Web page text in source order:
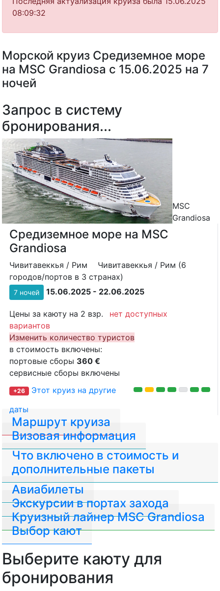
08:09:32
Морской круиз Средиземное море
на MSC Grandiosa с 15.06.2025 на 7
ночей
MSC
Grandiosa
Средиземное море на MSC
Grandiosa
Чивитавеккья / Рим
Чивитавеккья / Рим (6
городов/портов в 3 странах)
7 ночей 15.06.2025 - 22.06.2025
Цены за каюту на 2 взр.
нет доступных
вариантов
Изменить количество туристов
в стоимость включены:
портовые сборы 360 €
сервисные сборы включены
+26
Этот круиз на другие
даты
Запрос в систему
бронирования...
Маршрут круиза
Визовая информация
Авиабилеты
Что включено в стоимость и
дополнительные пакеты
Экскурсии в портах захода
Круизный лайнер MSC Grandiosa
Выбор кают
Выберите каюту для
бронирования